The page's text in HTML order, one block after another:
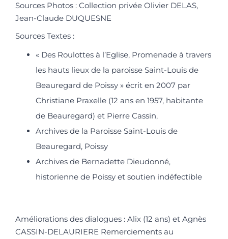
Sources Photos : Collection privée Olivier DELAS,
Jean-Claude DUQUESNE
Sources Textes :
« Des Roulottes à l’Eglise, Promenade à travers
les hauts lieux de la paroisse Saint-Louis de
Beauregard de Poissy » écrit en 2007 par
Christiane Praxelle (12 ans en 1957, habitante
de Beauregard) et Pierre Cassin,
Archives de la Paroisse Saint-Louis de
Beauregard, Poissy
Archives de Bernadette Dieudonné,
historienne de Poissy et soutien indéfectible
Améliorations des dialogues : Alix (12 ans) et Agnès
CASSIN-DELAURIERE Remerciements au